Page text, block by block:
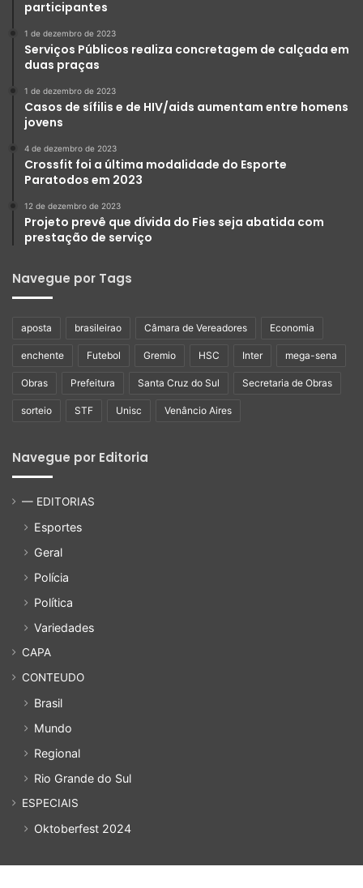
participantes
1 de dezembro de 2023
Serviços Públicos realiza concretagem de calçada em
duas praças
1 de dezembro de 2023
Casos de sífilis e de HIV/aids aumentam entre homens
jovens
4 de dezembro de 2023
Crossfit foi a última modalidade do Esporte
Paratodos em 2023
12 de dezembro de 2023
Projeto prevê que dívida do Fies seja abatida com
prestação de serviço
Navegue por Tags
aposta brasileirao Câmara de Vereadores Economia
enchente Futebol Gremio HSC Inter mega-sena
Obras Prefeitura Santa Cruz do Sul Secretaria de Obras
sorteio STF Unisc Venâncio Aires
Navegue por Editoria
— EDITORIAS
Esportes
Geral
Polícia
Política
Variedades
CAPA
CONTEUDO
Brasil
Mundo
Regional
Rio Grande do Sul
ESPECIAIS
Oktoberfest 2024